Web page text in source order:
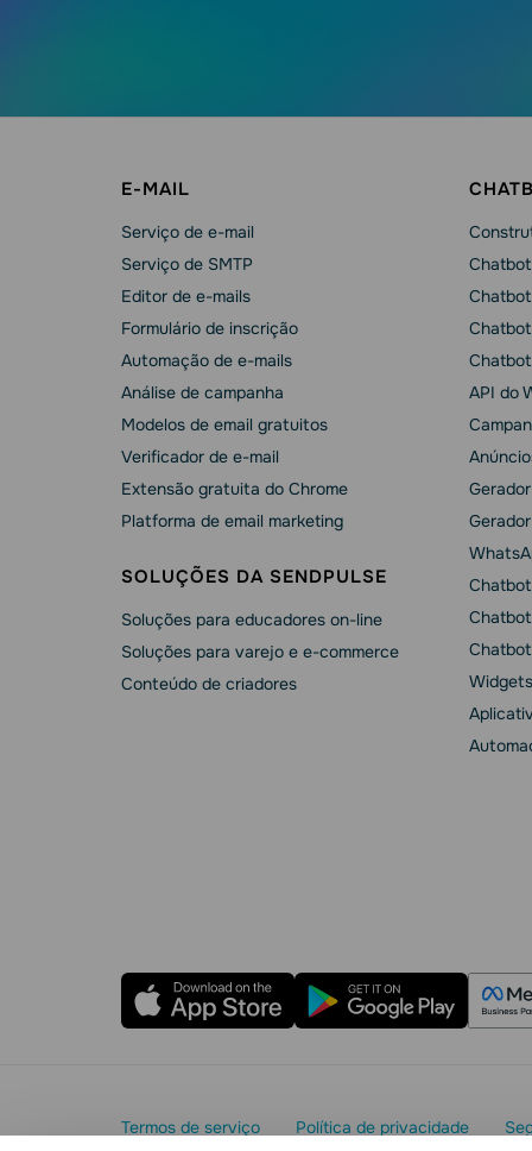
E-MAIL
Serviço de e-mail
Serviço de SMTP
Editor de e-mails
Formulário de inscrição
Automação de e-mails
Análise de campanha
Modelos de email gratuitos
Verificador de e-mail
Extensão gratuita do Chrome
Platforma de email marketing
SOLUÇÕES DA SENDPULSE
Soluções para educadores on-line
Soluções para varejo e e-commerce
Conteúdo de criadores
API do
Termos de serviço Política de privacidade